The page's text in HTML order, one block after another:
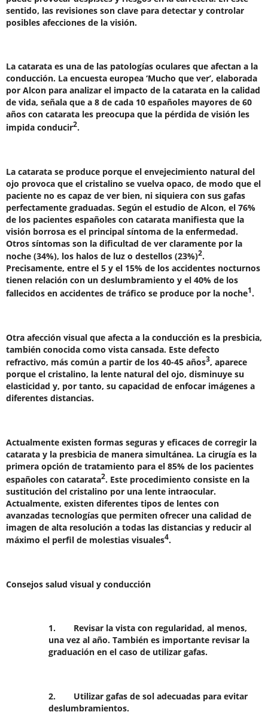
sentido, las revisiones son clave para detectar y controlar
posibles afecciones de la visión.
La catarata es una de las patologías oculares que afectan a la
conducción. La encuesta europea ‘Mucho que ver’, elaborada
por Alcon para analizar el impacto de la catarata en la calidad
de vida, señala que a 8 de cada 10 españoles mayores de 60
años con catarata les preocupa que la pérdida de visión les
impida conducir2.
La catarata se produce porque el envejecimiento natural del
ojo provoca que el cristalino se vuelva opaco, de modo que el
paciente no es capaz de ver bien, ni siquiera con sus gafas
perfectamente graduadas. Según el estudio de Alcon, el 76%
de los pacientes españoles con catarata manifiesta que la
visión borrosa es el principal síntoma de la enfermedad.
Otros síntomas son la dificultad de ver claramente por la
noche (34%), los halos de luz o destellos (23%)2.
Precisamente, entre el 5 y el 15% de los accidentes nocturnos
tienen relación con un deslumbramiento y el 40% de los
fallecidos en accidentes de tráfico se produce por la noche1.
Otra afección visual que afecta a la conducción es la presbicia,
también conocida como vista cansada. Este defecto
refractivo, más común a partir de los 40-45 años3, aparece
porque el cristalino, la lente natural del ojo, disminuye su
elasticidad y, por tanto, su capacidad de enfocar imágenes a
diferentes distancias.
Actualmente existen formas seguras y eficaces de corregir la
catarata y la presbicia de manera simultánea. La cirugía es la
primera opción de tratamiento para el 85% de los pacientes
españoles con catarata2. Este procedimiento consiste en la
sustitución del cristalino por una lente intraocular.
Actualmente, existen diferentes tipos de lentes con
avanzadas tecnologías que permiten ofrecer una calidad de
imagen de alta resolución a todas las distancias y reducir al
máximo el perfil de molestias visuales4.
Consejos salud visual y conducción
1. Revisar la vista con regularidad, al menos,
una vez al año. También es importante revisar la
graduación en el caso de utilizar gafas.
2. Utilizar gafas de sol adecuadas para evitar
deslumbramientos.